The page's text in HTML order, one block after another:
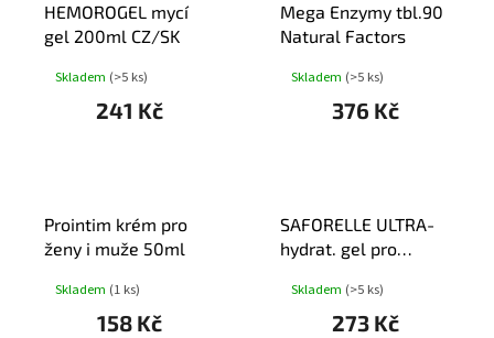
HEMOROGEL mycí
gel 200ml CZ/SK
Skladem (>5 ks)
241 Kč
Mega Enzymy tbl.90
Natural Factors
Skladem (>5 ks)
376 Kč
Prointim krém pro
ženy i muže 50ml
Skladem (1 ks)
158 Kč
SAFORELLE ULTRA-
hydrat. gel pro
Skladem (>5 ks)
273 Kč